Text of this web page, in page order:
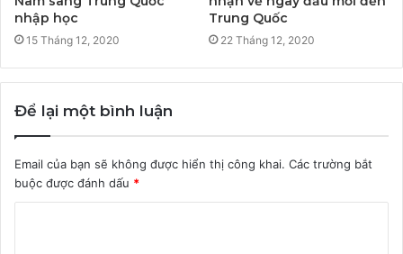
nhập học
15 Tháng 12, 2020
Trung Quốc
22 Tháng 12, 2020
Để lại một bình luận
Email của bạn sẽ không được hiển thị công khai. Các trường bắt
buộc được đánh dấu *